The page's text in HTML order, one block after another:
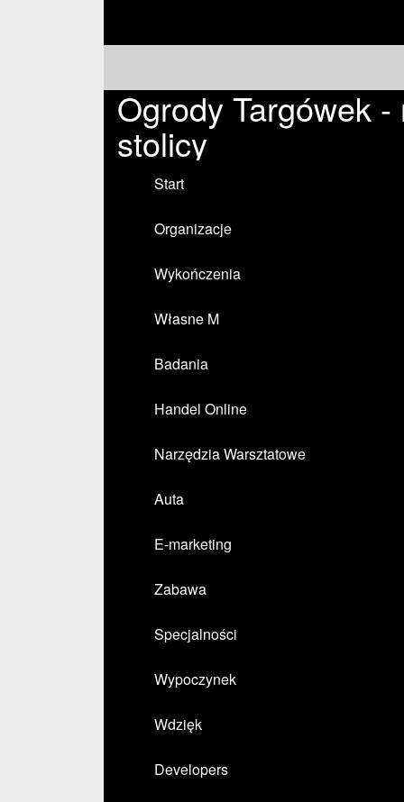
Ogrody Targówek
stolicy
Start
Organizacje
Wykończenia
Własne M
Badania
Handel Online
Narzędzia Warsztatowe
Auta
E-marketing
Zabawa
Specjalności
Wypoczynek
Wdzięk
Developers